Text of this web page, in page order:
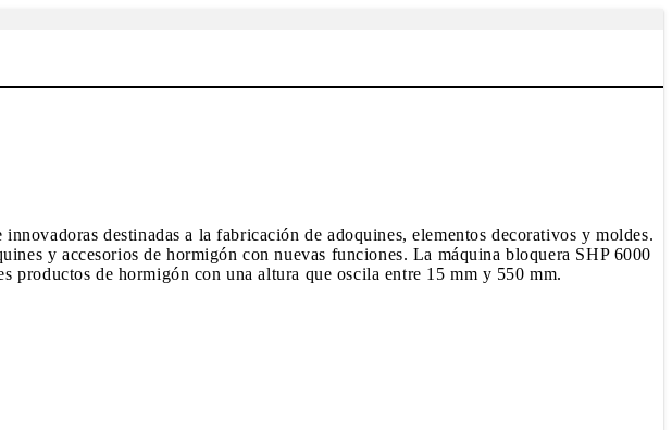
destinadas a la fabricación de adoquines, elementos decorativos y moldes.
y accesorios de hormigón con nuevas funciones. La máquina bloquera SHP 6000
de hormigón con una altura que oscila entre 15 mm y 550 mm.